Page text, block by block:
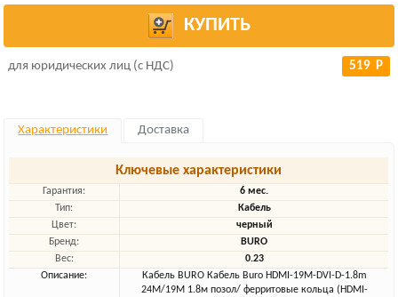
КУПИТЬ
для юридических лиц (с НДС) 519 Р
Характеристики Доставка
Ключевые характеристики
Гарантия:
6 мес.
Тип:
Кабель
Цвет:
черный
Бренд:
BURO
Вес:
0.23
Описание:
Кабель BURO Кабель Buro HDMI-19M-DVI-D-1.8m
24M/19M 1.8м позол/ ферритовые кольца (HDMI-